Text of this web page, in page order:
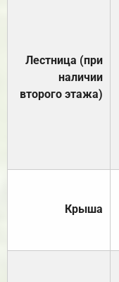
Лестница (при
наличии
второго этажа)
Крыша